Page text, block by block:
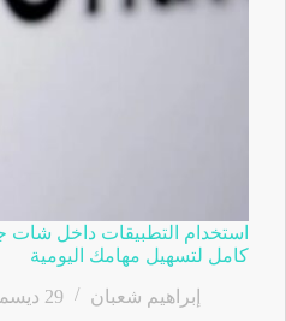
استخدام التطبيقات داخل شات
كامل لتسهيل مهامك اليومية
إبراهيم شعبان
29 ديسمبر, 2025